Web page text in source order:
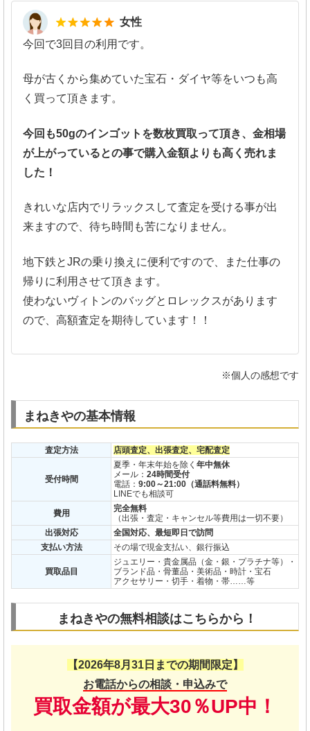
5女性
今回で3回目の利用です。
母が古くから集めていた宝石・ダイヤ等をいつも高
く買って頂きます。
今回も50gのインゴットを数枚買取って頂き、金相場
が上がっているとの事で購入金額よりも高く売れま
した！
きれいな店内でリラックスして査定を受ける事が出
来ますので、待ち時間も苦になりません。
地下鉄とJRの乗り換えに便利ですので、また仕事の
帰りに利用させて頂きます。
使わないヴィトンのバッグとロレックスがあります
ので、高額査定を期待しています！！
※個人の感想です
まねきやの基本情報
査定方法 店頭査定、出張査定、宅配査定
受付時間
夏季・年末年始を除く 年中無休
メール： 24時間受付
電話： 9:00～21:00 （通話料無料）
LINEでも相談可
費用
完全無料
（出張・査定・キャンセル等費用は一切不要）
出張対応
全国対応、最短即日で訪問
支払い方法
その場で現金支払い、銀行振込
買取品目
ジュエリー・貴金属品（金・銀・プラチナ等）・
ブランド品・骨董品・美術品・時計・宝石
アクセサリー・切手・着物・帯……等
まねきやの無料相談はこちらから！
【2026年8月31日までの期間限定】
お電話からの相談・申込みで
買取金額が最大30％UP中！